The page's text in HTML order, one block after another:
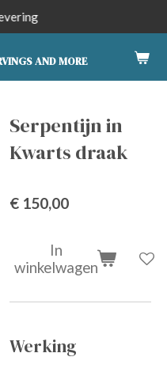
AND MORE
Serpentijn in
Kwarts draak
€ 150,00
In
winkelwagen
Werking